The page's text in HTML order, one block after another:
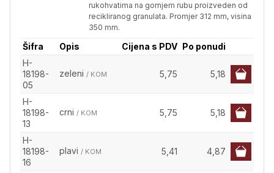
rukohvatima na gornjem rubu proizveden od
recikliranog granulata. Promjer 312 mm, visina
350 mm.
Šifra Opis Cijena s PDV Po ponudi
H-
18198-
05
zeleni / KOM 5,75 5,18
H-
18198-
13
crni / KOM 5,75 5,18
H-
18198-
16
plavi / KOM 5,41 4,87